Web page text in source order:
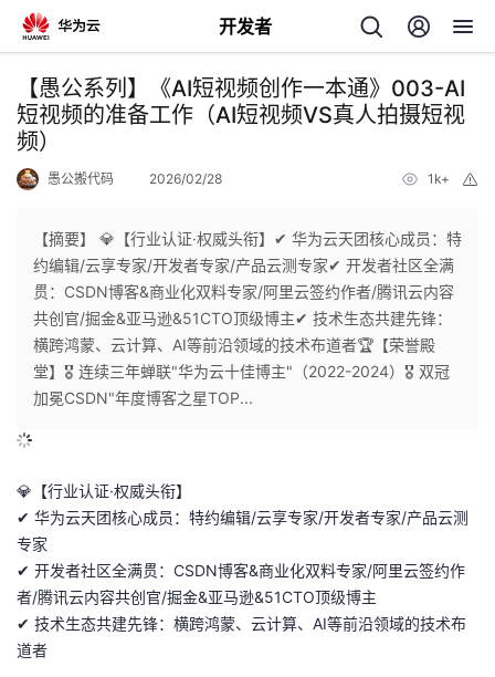
开发者
返
回
个
人
主
我
的
发
者
我
的
我
我
开
发
者
学
Programs
的
支
持
【愚公系列】《AI短视频创作一本通》003-AI
短视频的准备工作（AI短视频VS真人拍摄短视
频）
愚公搬代码 2026/02/28 1k+
【摘要】 💎【行业认证·权威头衔】✔ 华为云天团核心成员：特
约编辑/云享专家/开发者专家/产品云测专家✔ 开发者社区全满
贯：CSDN博客&商业化双料专家/阿里云签约作者/腾讯云内容
共创官/掘金&亚马逊&51CTO顶级博主✔ 技术生态共建先锋：
横跨鸿蒙、云计算、AI等前沿领域的技术布道者🏆【荣誉殿
堂】🎖 连续三年蝉联"华为云十佳博主"（2022-2024）🎖 双冠
加冕CSDN"年度博客之星TOP...
💎【行业认证·权威头衔】
✔ 华为云天团核心成员：特约编辑/云享专家/开发者专家/产品云测
专家
✔ 开发者社区全满贯：CSDN博客&商业化双料专家/阿里云签约作
者/腾讯云内容共创官/掘金&亚马逊&51CTO顶级博主
✔ 技术生态共建先锋：横跨鸿蒙、云计算、AI等前沿领域的技术布
道者